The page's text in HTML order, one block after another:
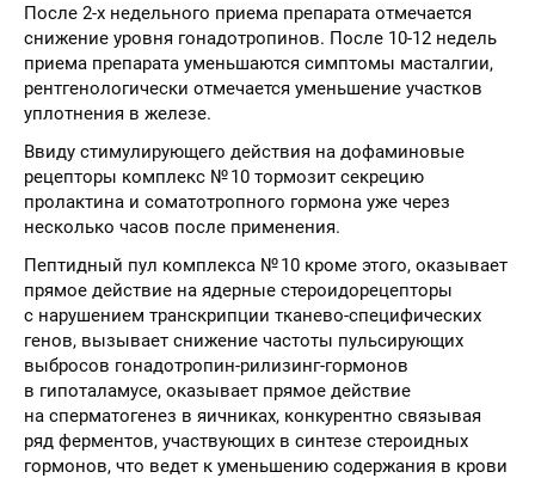
После 2-х недельного приема препарата отмечается
снижение уровня гонадотропинов. После 10-12 недель
приема препарата уменьшаются симптомы масталгии,
рентгенологически отмечается уменьшение участков
уплотнения в железе.
Ввиду стимулирующего действия на дофаминовые
рецепторы комплекс № 10 тормозит секрецию
пролактина и соматотропного гормона уже через
несколько часов после применения.
Пептидный пул комплекса № 10 кроме этого, оказывает
прямое действие на ядерные стероидорецепторы
с нарушением транскрипции тканево-специфических
генов, вызывает снижение частоты пульсирующих
выбросов гонадотропин-рилизинг-гормонов
в гипоталамусе, оказывает прямое действие
на сперматогенез в яичниках, конкурентно связывая
ряд ферментов, участвующих в синтезе стероидных
гормонов, что ведет к уменьшению содержания в крови